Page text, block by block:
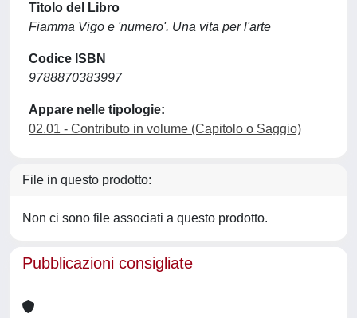
Titolo del Libro
Fiamma Vigo e 'numero'. Una vita per l'arte
Codice ISBN
9788870383997
Appare nelle tipologie:
02.01 - Contributo in volume (Capitolo o Saggio)
File in questo prodotto:
Non ci sono file associati a questo prodotto.
Pubblicazioni consigliate